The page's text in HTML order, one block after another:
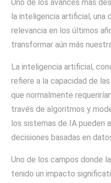
Uno de los avances más
la inteligencia artificial, una
relevancia en los últimos
transformar aún más
La inteligencia artificial,
refiere a la capacidad de
que normalmente
través de algoritmos y
los sistemas de IA pueden
decisiones basadas en
Uno de los campos donde
tenido un impacto